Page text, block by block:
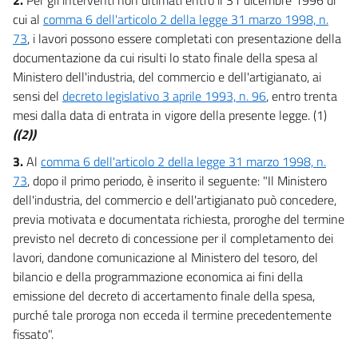
cui al comma 6 dell'articolo 2 della legge 31 marzo 1998, n.
73, i lavori possono essere completati con presentazione della
documentazione da cui risulti lo stato finale della spesa al
Ministero dell'industria, del commercio e dell'artigianato, ai
sensi del decreto legislativo 3 aprile 1993, n. 96, entro trenta
mesi dalla data di entrata in vigore della presente legge. (1)
((2))
3.Al comma 6 dell'articolo 2 della legge 31 marzo 1998, n.
73, dopo il primo periodo, è inserito il seguente: "Il Ministero
dell'industria, del commercio e dell'artigianato può concedere,
previa motivata e documentata richiesta, proroghe del termine
previsto nel decreto di concessione per il completamento dei
lavori, dandone comunicazione al Ministero del tesoro, del
bilancio e della programmazione economica ai fini della
emissione del decreto di accertamento finale della spesa,
purché tale proroga non ecceda il termine precedentemente
fissato".